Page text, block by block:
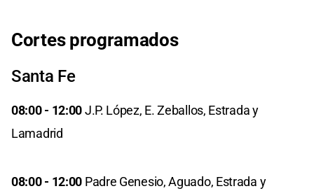
Cortes programados
Santa Fe
08:00 - 12:00J.P. López, E. Zeballos, Estrada y
Lamadrid
08:00 - 12:00 Padre Genesio, Aguado, Estrada y